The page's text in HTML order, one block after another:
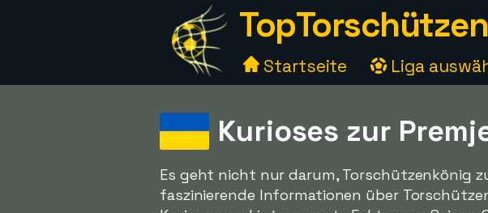
Startseite Liga
Kurioses zur
Es geht nicht nur darum, Torschützenkönig
faszinierende Informationen über